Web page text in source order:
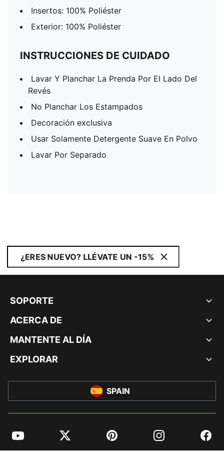
Insertos: 100% Poliéster
Exterior: 100% Poliéster
INSTRUCCIONES DE CUIDADO
Lavar Y Planchar La Prenda Por El Lado Del
Revés
No Planchar Los Estampados
Decoración exclusiva
Usar Solamente Detergente Suave En Polvo
Lavar Por Separado
¿ERES NUEVO? LLÉVATE UN -15%
SOPORTE
ACERCA DE
MANTENTE AL DÍA
EXPLORAR
SPAIN
YouTube Twitter Pinterest Instagram